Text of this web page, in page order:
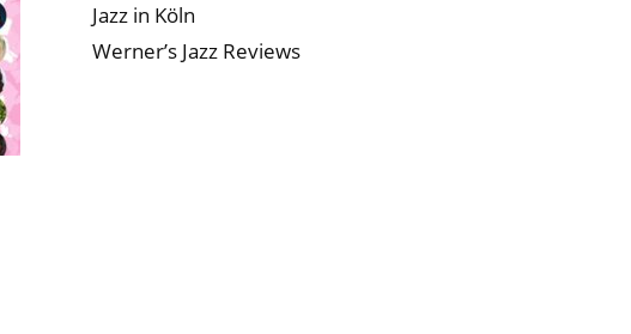
Jazz in Köln
Werner’s Jazz Reviews